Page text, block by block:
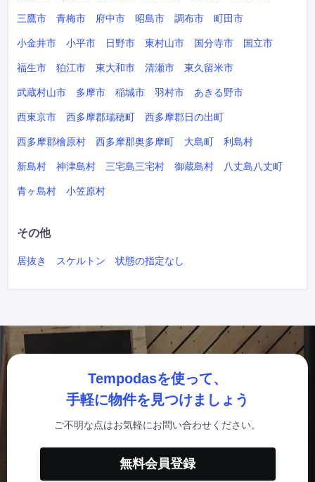
三鷹市 青梅市 府中市 昭島市 調布市 町田市
小金井市 小平市 日野市 東村山市 国分寺市 国立市
福生市 狛江市 東大和市 清瀬市 東久留米市
武蔵村山市 多摩市 稲城市 羽村市 あきる野市
西東京市 西多摩郡瑞穂町 西多摩郡日の出町
西多摩郡檜原村 西多摩郡奥多摩町 大島町 利島村
新島村 神津島村 三宅島三宅村 御蔵島村 八丈島八丈町
青ヶ島村 小笠原村
その他
居抜き スケルトン 状態の指定なし
Tempodasを使って、
手軽に物件を見つけましょう
ご不明な点はお気軽にお問い合わせください。
無料会員登録